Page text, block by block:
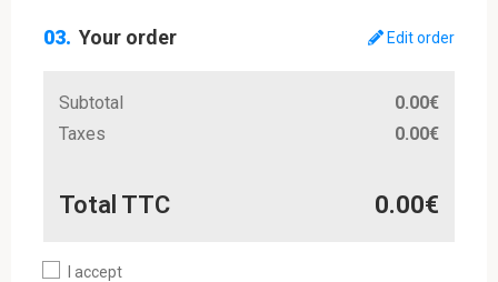
Your order Edit order
Subtotal
0.00€
Taxes
0.00€
Total TTC 0.00€
I accept